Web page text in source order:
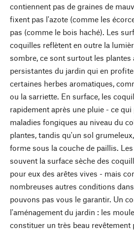
contiennent pas de graines de
fixent pas l'azote (comme les
pas (comme le bois haché). Les
coquilles reflètent en outre la
sombre, ce sont surtout les plantes
persistantes du jardin qui en
certaines herbes aromatiques,
ou la sarriette. En surface, les
rapidement après une pluie - ce
maladies fongiques au niveau du
plantes, tandis qu'un sol
forme sous la couche de paillis.
souvent la surface sèche des
pour eux des arêtes vives - mais
nombreuses autres conditions
pouvons pas vous le garantir. Un
l'aménagement du jardin : les
constituer un très beau revêtement